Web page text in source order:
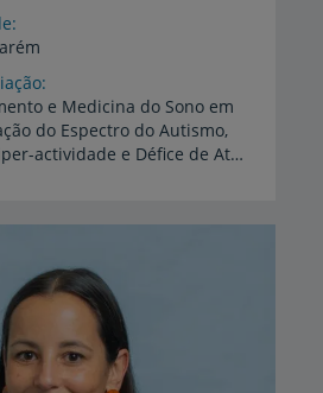
e Medicina do Sono em
do Espectro do Autismo,
Perturbação de Hiper-actividade e Défice de Atenção, Perturbação da Linguagem, Atraso do Desenvolvimento, Dificuldades de Aprendizagem, Perturbação do Desenvolvimento Intelectual. Roncopatia, Insónia, Terrores Nocturnos, Sonambulismo, Narcolépsia e outras doenças do sono nas crianças"